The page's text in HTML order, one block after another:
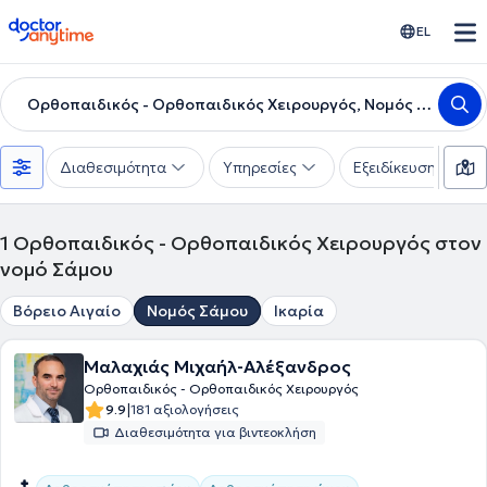
doctoranytime EL
Ορθοπαιδικός - Ορθοπαιδικός Χειρουργός, Νομός Σάμου
Διαθεσιμότητα Υπηρεσίες Εξειδίκευση
1 Ορθοπαιδικός - Ορθοπαιδικός Χειρουργός στον
νομό Σάμου
Βόρειο Αιγαίο Νομός Σάμου Ικαρία
Μαλαχιάς Μιχαήλ-Αλέξανδρος
Ορθοπαιδικός - Ορθοπαιδικός Χειρουργός
9.9|181 αξιολογήσεις
Διαθεσιμότητα για βιντεοκλήση